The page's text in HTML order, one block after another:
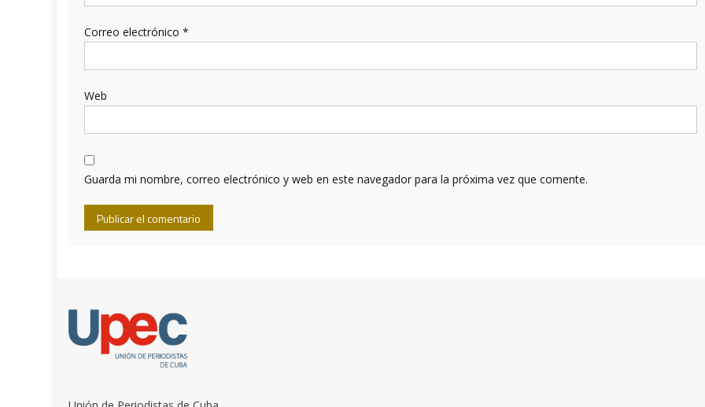
Correo electrónico *
Web
Guarda mi nombre, correo electrónico y web en este navegador para la próxima vez que comente.